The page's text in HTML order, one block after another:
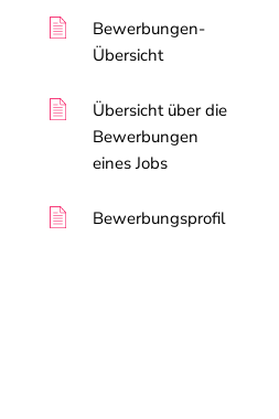
Bewerbungen-
Übersicht
Übersicht über die
Bewerbungen
eines Jobs
Bewerbungsprofil